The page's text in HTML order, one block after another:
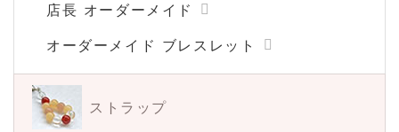
店長 オーダーメイド
オーダーメイド ブレスレット
ストラップ